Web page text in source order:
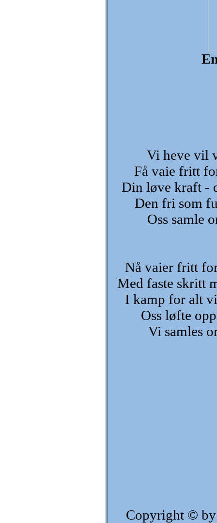
Vi heve vil
Få vaie fritt
Din løve kraft -
Den fri som
Oss samle
Nå vaier fritt
Med faste skritt
I kamp for alt
Oss løfte
Vi samles
Copyright © by